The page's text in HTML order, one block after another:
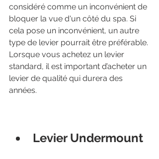
considéré comme un inconvénient de
bloquer la vue d'un côté du spa. Si
cela pose un inconvénient, un autre
type de levier pourrait être préférable.
Lorsque vous achetez un levier
standard, il est important d’acheter un
levier de qualité qui durera des
années.
Levier Undermount